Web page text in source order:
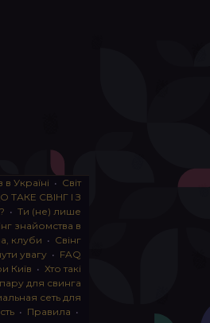
Україні • Світ
ТАКЕ СВІНГ І З
• Ти (не) лише
знайомства в
клуби • Свінг
увагу • FAQ
Київ • Хто такі
для свинга
сеть для
• Правила •